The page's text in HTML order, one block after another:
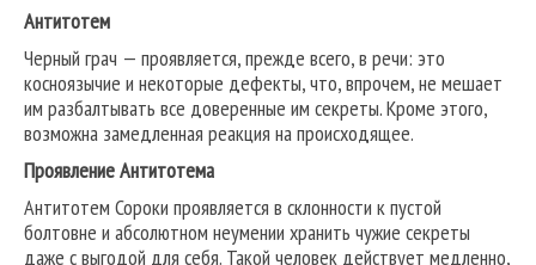
Антитотем
Черный грач — проявляется, прежде всего, в речи: это
косноязычие и некоторые дефекты, что, впрочем, не мешает
им разбалтывать все доверенные им секреты. Кроме этого,
возможна замедленная реакция на происходящее.
Проявление Антитотема
Антитотем Сороки проявляется в склонности к пустой
болтовне и абсолютном неумении хранить чужие секреты
даже с выгодой для себя. Такой человек действует медленно,